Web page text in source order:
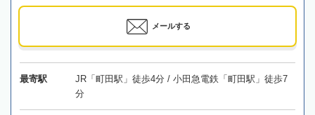
メールする
最寄駅
JR「町田駅」徒歩4分 / 小田急電鉄「町田駅」徒歩7
分